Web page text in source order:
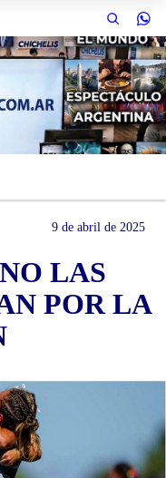
9 de abril de 2025
LAS
POR LA